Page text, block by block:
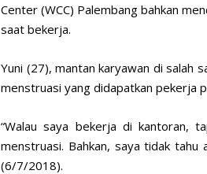
Center (WCC) Palembang bahkan
saat bekerja.
Yuni (27), mantan karyawan di salah
menstruasi yang didapatkan pekerja
“Walau saya bekerja di kantoran,
menstruasi. Bahkan, saya tidak tahu
(6/7/2018).